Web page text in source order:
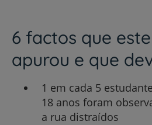
6 factos que
apurou e que
1 em cada 5
18 anos foram
a rua distraídos